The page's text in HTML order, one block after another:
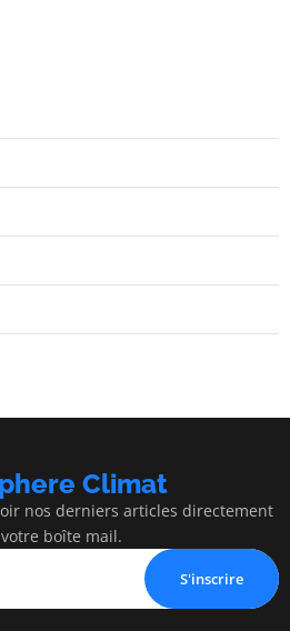
Climat
nos derniers articles directement
boîte mail.
S'inscrire